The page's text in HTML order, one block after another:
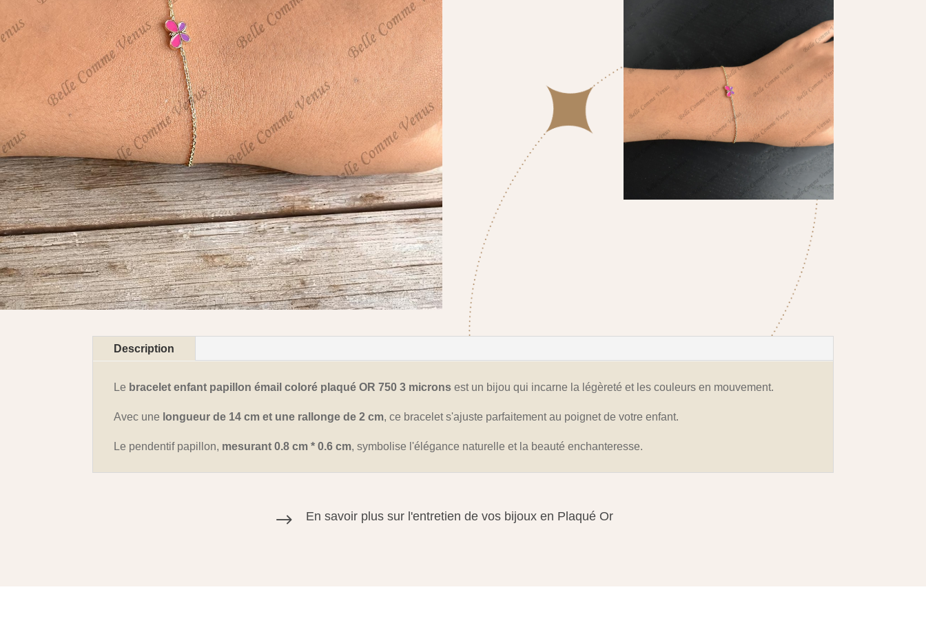
Description
Le bracelet enfant papillon émail coloré plaqué OR 750 3 microns est un bijou qui incarne la légèreté et les couleurs en mouvement.
Avec une longueur de 14 cm et une rallonge de 2 cm, ce bracelet s'ajuste parfaitement au poignet de votre enfant.
Le pendentif papillon, mesurant 0.8 cm * 0.6 cm, symbolise l'élégance naturelle et la beauté enchanteresse.
$ En savoir plus sur l'entretien de vos bijoux en Plaqué Or